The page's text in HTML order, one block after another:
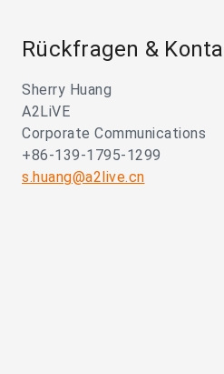
Rückfragen &
Sherry Huang
A2LiVE
Corporate Communications
+86-139-1795-1299
s.huang@a2live.cn